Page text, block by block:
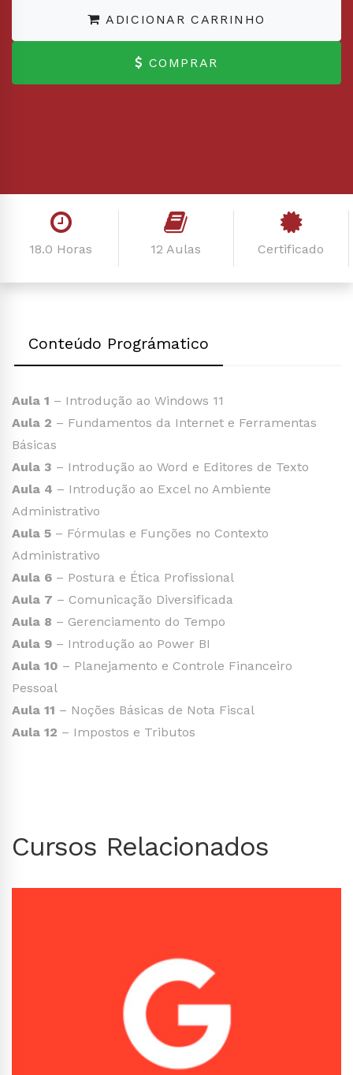
ADICIONAR CARRINHO
COMPRAR
18.0 Horas 12 Aulas Certificado
Conteúdo Prográmatico
Aula 1 – Introdução ao Windows 11
Aula 2 – Fundamentos da Internet e Ferramentas
Básicas
Aula 3 – Introdução ao Word e Editores de Texto
Aula 4 – Introdução ao Excel no Ambiente
Administrativo
Aula 5 – Fórmulas e Funções no Contexto
Administrativo
Aula 6 – Postura e Ética Profissional
Aula 7 – Comunicação Diversificada
Aula 8 – Gerenciamento do Tempo
Aula 9 – Introdução ao Power BI
Aula 10 – Planejamento e Controle Financeiro
Pessoal
Aula 11 – Noções Básicas de Nota Fiscal
Aula 12 – Impostos e Tributos
Cursos Relacionados